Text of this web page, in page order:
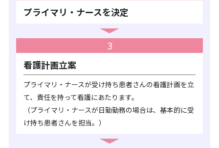
プライマリ・ナースを決定
3
看護計画立案
プライマリ・ナースが受け持ち患者さんの看護計画を立
て、責任を持って看護にあたります。
（プライマリ・ナースが日勤勤務の場合は、基本的に受
け持ち患者さんを担当。）